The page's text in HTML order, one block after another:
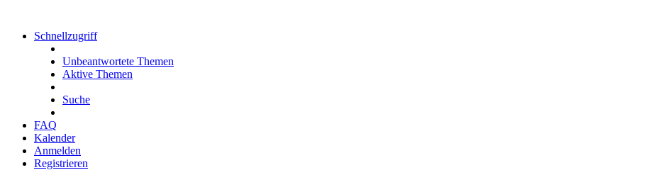
Schnellzugriff
Unbeantwortete Themen
Aktive Themen
Suche
FAQ
Kalender
Anmelden
Registrieren